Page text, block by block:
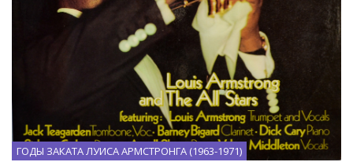
ГОДЫ ЗАКАТА ЛУИСА АРМСТРОНГА (1963-1971)